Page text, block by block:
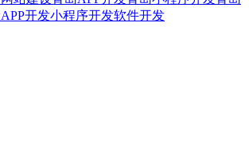
APP开发小程序开发软件开发